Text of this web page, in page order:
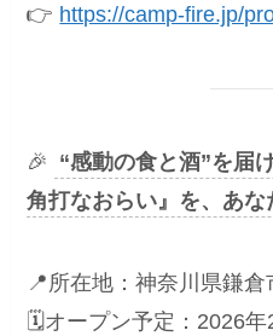
👉 https://camp-fire.jp/
🎉 “感動の食と酒”を届
角打なおらい』を、あな
📍所在地：神奈川県鎌倉
🗓オープン予定：2026年